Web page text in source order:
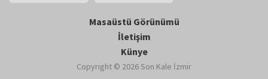
Masaüstü Görünümü
İletişim
Künye
Copyright © 2026 Son Kale İzmir